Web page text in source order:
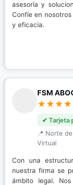
asesoría y
Confíe en
y eficacia.
FSM
✔ Tarjeta
📍 Norte de
Virtual
Con una
nuestra firma se
ámbito legal.